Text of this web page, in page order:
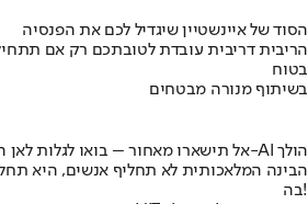
הסוד של איינשטיין שיגדיל לכם את הפנסיה
הריבית דריבית עובדת לטובתכם רק אם
בטוח
בשיתוף מנורה מבטחים
אל תישארו מאחור – בואו לגלות לאן ה-AI הולך
הבינה המלאכותית לא תחליף אנשים, היא
בה!